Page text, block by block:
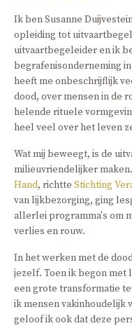
Ik ben Susanne
opleiding tot
uitvaartbegeleider en ik
begrafenisonderneming
heeft me onbeschrijflijk
dood, over mensen in de
helende rituele
heel veel over het leven
Wat mij beweegt, is de
milieuvriendelijker
Hand, richtte Stichting
van lijkbezorging, ging
allerlei programma's om
verlies en rouw.
In het werken met de
jezelf. Toen ik begon met
een grote transformatie
ik mensen vakinhoudelijk
geloof ik ook dat deze